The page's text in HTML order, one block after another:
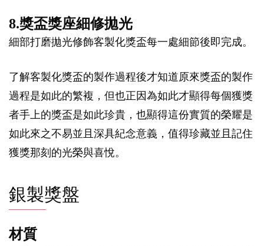
8.獎盃獎座細修拋光
細部打磨拋光修飾客製化獎盃每一處細節後即完成。
了解客製化獎盃的製作過程後才知道原來獎盃的製作
過程是如此的繁複，但也正因為如此才顯得每個獲獎
者手上的獎盃是如此珍貴，也顯得這份實質的榮耀是
如此來之不易並且深具紀念意義，值得珍藏並且記住
獲獎那刻的光榮與喜悅。
銀製獎盤
材質